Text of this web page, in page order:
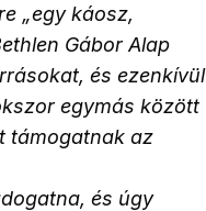
„egy káosz,
Gábor Alap
és ezenkívül
egymás között
támogatnak az
és úgy